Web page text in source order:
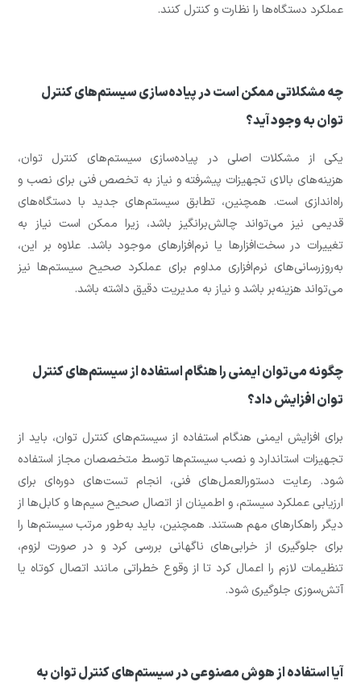
عملکرد دستگاه‌ها را نظارت و کنترل کنند.
چه مشکلاتی ممکن است در پیاده‌سازی سیستم‌های کنترل
توان به وجود آید؟
یکی از مشکلات اصلی در پیاده‌سازی سیستم‌های کنترل توان،
هزینه‌های بالای تجهیزات پیشرفته و نیاز به تخصص فنی برای نصب و
راه‌اندازی است. همچنین، تطابق سیستم‌های جدید با دستگاه‌های
قدیمی نیز می‌تواند چالش‌برانگیز باشد، زیرا ممکن است نیاز به
تغییرات در سخت‌افزارها یا نرم‌افزارهای موجود باشد. علاوه بر این،
به‌روزرسانی‌های نرم‌افزاری مداوم برای عملکرد صحیح سیستم‌ها نیز
می‌تواند هزینه‌بر باشد و نیاز به مدیریت دقیق داشته باشد.
چگونه می‌توان ایمنی را هنگام استفاده از سیستم‌های کنترل
توان افزایش داد؟
برای افزایش ایمنی هنگام استفاده از سیستم‌های کنترل توان، باید از
تجهیزات استاندارد و نصب سیستم‌ها توسط متخصصان مجاز استفاده
شود. رعایت دستورالعمل‌های فنی، انجام تست‌های دوره‌ای برای
ارزیابی عملکرد سیستم، و اطمینان از اتصال صحیح سیم‌ها و کابل‌ها از
دیگر راهکارهای مهم هستند. همچنین، باید به‌طور مرتب سیستم‌ها را
برای جلوگیری از خرابی‌های ناگهانی بررسی کرد و در صورت لزوم،
تنظیمات لازم را اعمال کرد تا از وقوع خطراتی مانند اتصال کوتاه یا
آتش‌سوزی جلوگیری شود.
آیا استفاده از هوش مصنوعی در سیستم‌های کنترل توان به